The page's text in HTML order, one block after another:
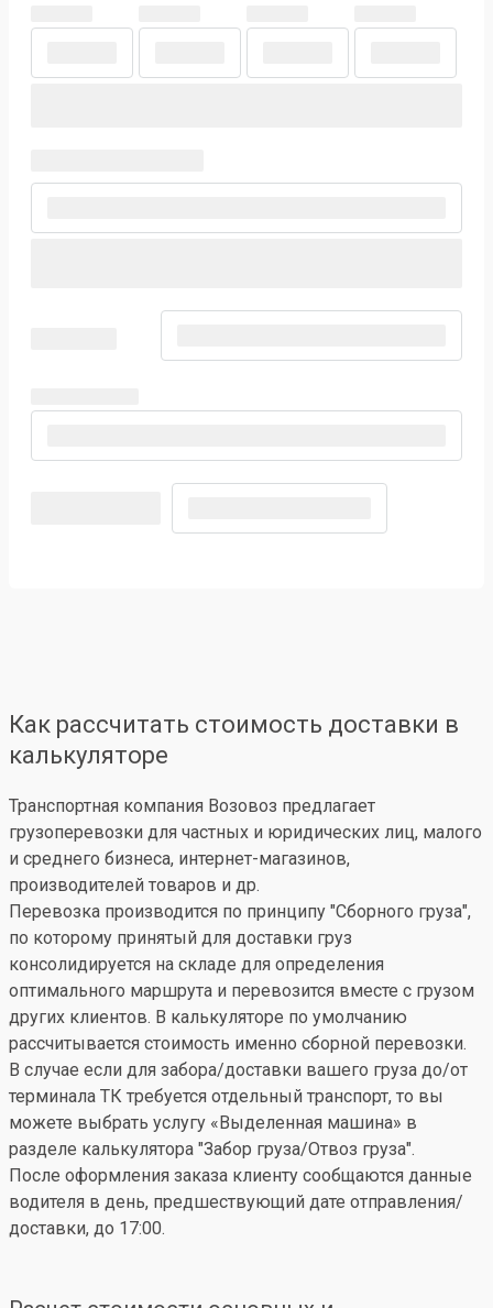
Как рассчитать стоимость доставки в
калькуляторе
Транспортная компания Возовоз предлагает
грузоперевозки для частных и юридических лиц, малого
и среднего бизнеса, интернет-магазинов,
производителей товаров и др.
Перевозка производится по принципу "Сборного груза",
по которому принятый для доставки груз
консолидируется на складе для определения
оптимального маршрута и перевозится вместе с грузом
других клиентов. В калькуляторе по умолчанию
рассчитывается стоимость именно сборной перевозки.
В случае если для забора/доставки вашего груза до/от
терминала ТК требуется отдельный транспорт, то вы
можете выбрать услугу «Выделенная машина» в
разделе калькулятора "Забор груза/Отвоз груза".
После оформления заказа клиенту сообщаются данные
водителя в день, предшествующий дате отправления/
доставки, до 17:00.